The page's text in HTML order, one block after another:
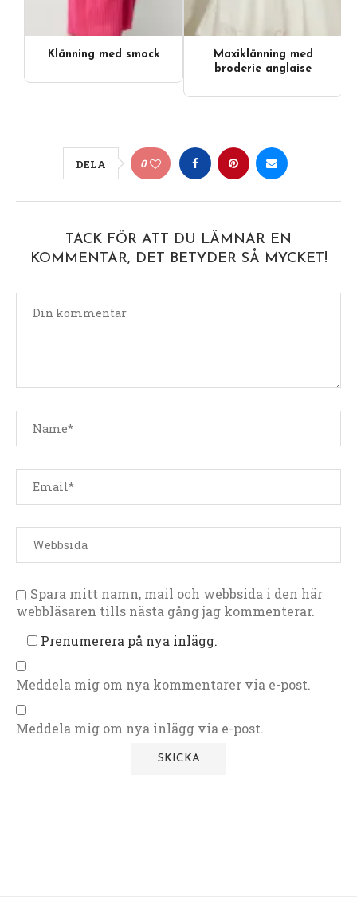
Klänning med smock
Maxiklänning med
broderie anglaise
DELA 0
TACK FÖR ATT DU LÄMNAR EN
KOMMENTAR, DET BETYDER SÅ MYCKET!
Spara mitt namn, mail och webbsida i den här
webbläsaren tills nästa gång jag kommenterar.
Prenumerera på nya inlägg.
Meddela mig om nya kommentarer via e-post.
Meddela mig om nya inlägg via e-post.